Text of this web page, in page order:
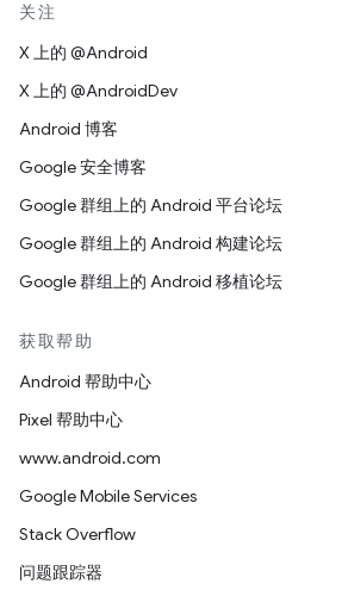
关注
X 上的 @Android
X 上的 @AndroidDev
Android 博客
Google 安全博客
Google 群组上的 Android 平台论坛
Google 群组上的 Android 构建论坛
Google 群组上的 Android 移植论坛
获取帮助
Android 帮助中心
Pixel 帮助中心
www.android.com
Google Mobile Services
Stack Overflow
问题跟踪器